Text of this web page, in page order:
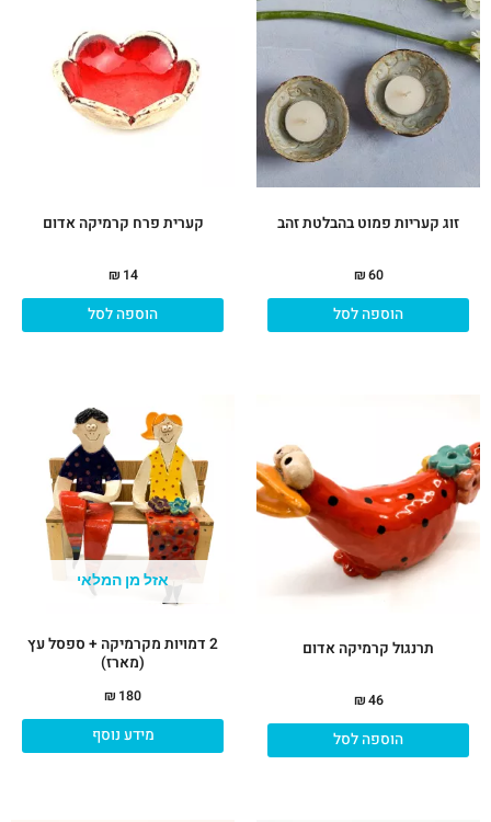
זוג קעריות פמוט בהבלטת זהב
₪60
הוספה לסל
קערית פרח קרמיקה אדום
₪ 14
הוספה לסל
תרנגול קרמיקה אדום
₪46
הוספה לסל
אזל מן המלאי
2 דמויות מקרמיקה + ספסל עץ
(מארז)
₪ 180
מידע נוסף